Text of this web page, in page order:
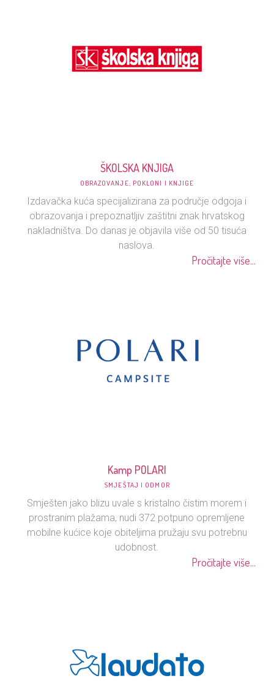
ŠKOLSKA KNJIGA
OBRAZOVANJE; POKLONI I KNJIGE
Izdavačka kuća specijalizirana za područje odgoja i
obrazovanja i prepoznatljiv zaštitni znak hrvatskog
nakladništva. Do danas je objavila više od 50 tisuća
naslova.
Pročitajte više...
Kamp POLARI
SMJEŠTAJ I ODMOR
Smješten jako blizu uvale s kristalno čistim morem i
prostranim plažama, nudi 372 potpuno opremljene
mobilne kućice koje obiteljima pružaju svu potrebnu
udobnost.
Pročitajte više...